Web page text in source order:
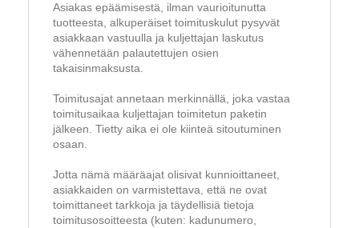
Asiakas epäämisestä, ilman vaurioitunutta
tuotteesta, alkuperäiset toimituskulut pysyvät
asiakkaan vastuulla ja kuljettajan laskutus
vähennetään palautettujen osien
takaisinmaksusta.
Toimitusajat annetaan merkinnällä, joka vastaa
toimitusaikaa kuljettajan toimitetun paketin
jälkeen. Tietty aika ei ole kiinteä sitoutuminen
osaan.
Jotta nämä määräajat olisivat kunnioittaneet,
asiakkaiden on varmistettava, että ne ovat
toimittaneet tarkkoja ja täydellisiä tietoja
toimitusosoitteesta (kuten: kadunumero,